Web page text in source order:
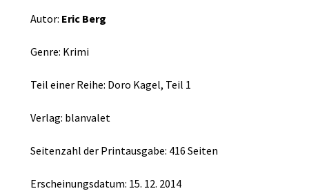
Autor: Eric Berg
Genre: Krimi
Teil einer Reihe: Doro Kagel, Teil 1
Verlag: blanvalet
Seitenzahl der Printausgabe: 416 Seiten
Erscheinungsdatum: 15. 12. 2014